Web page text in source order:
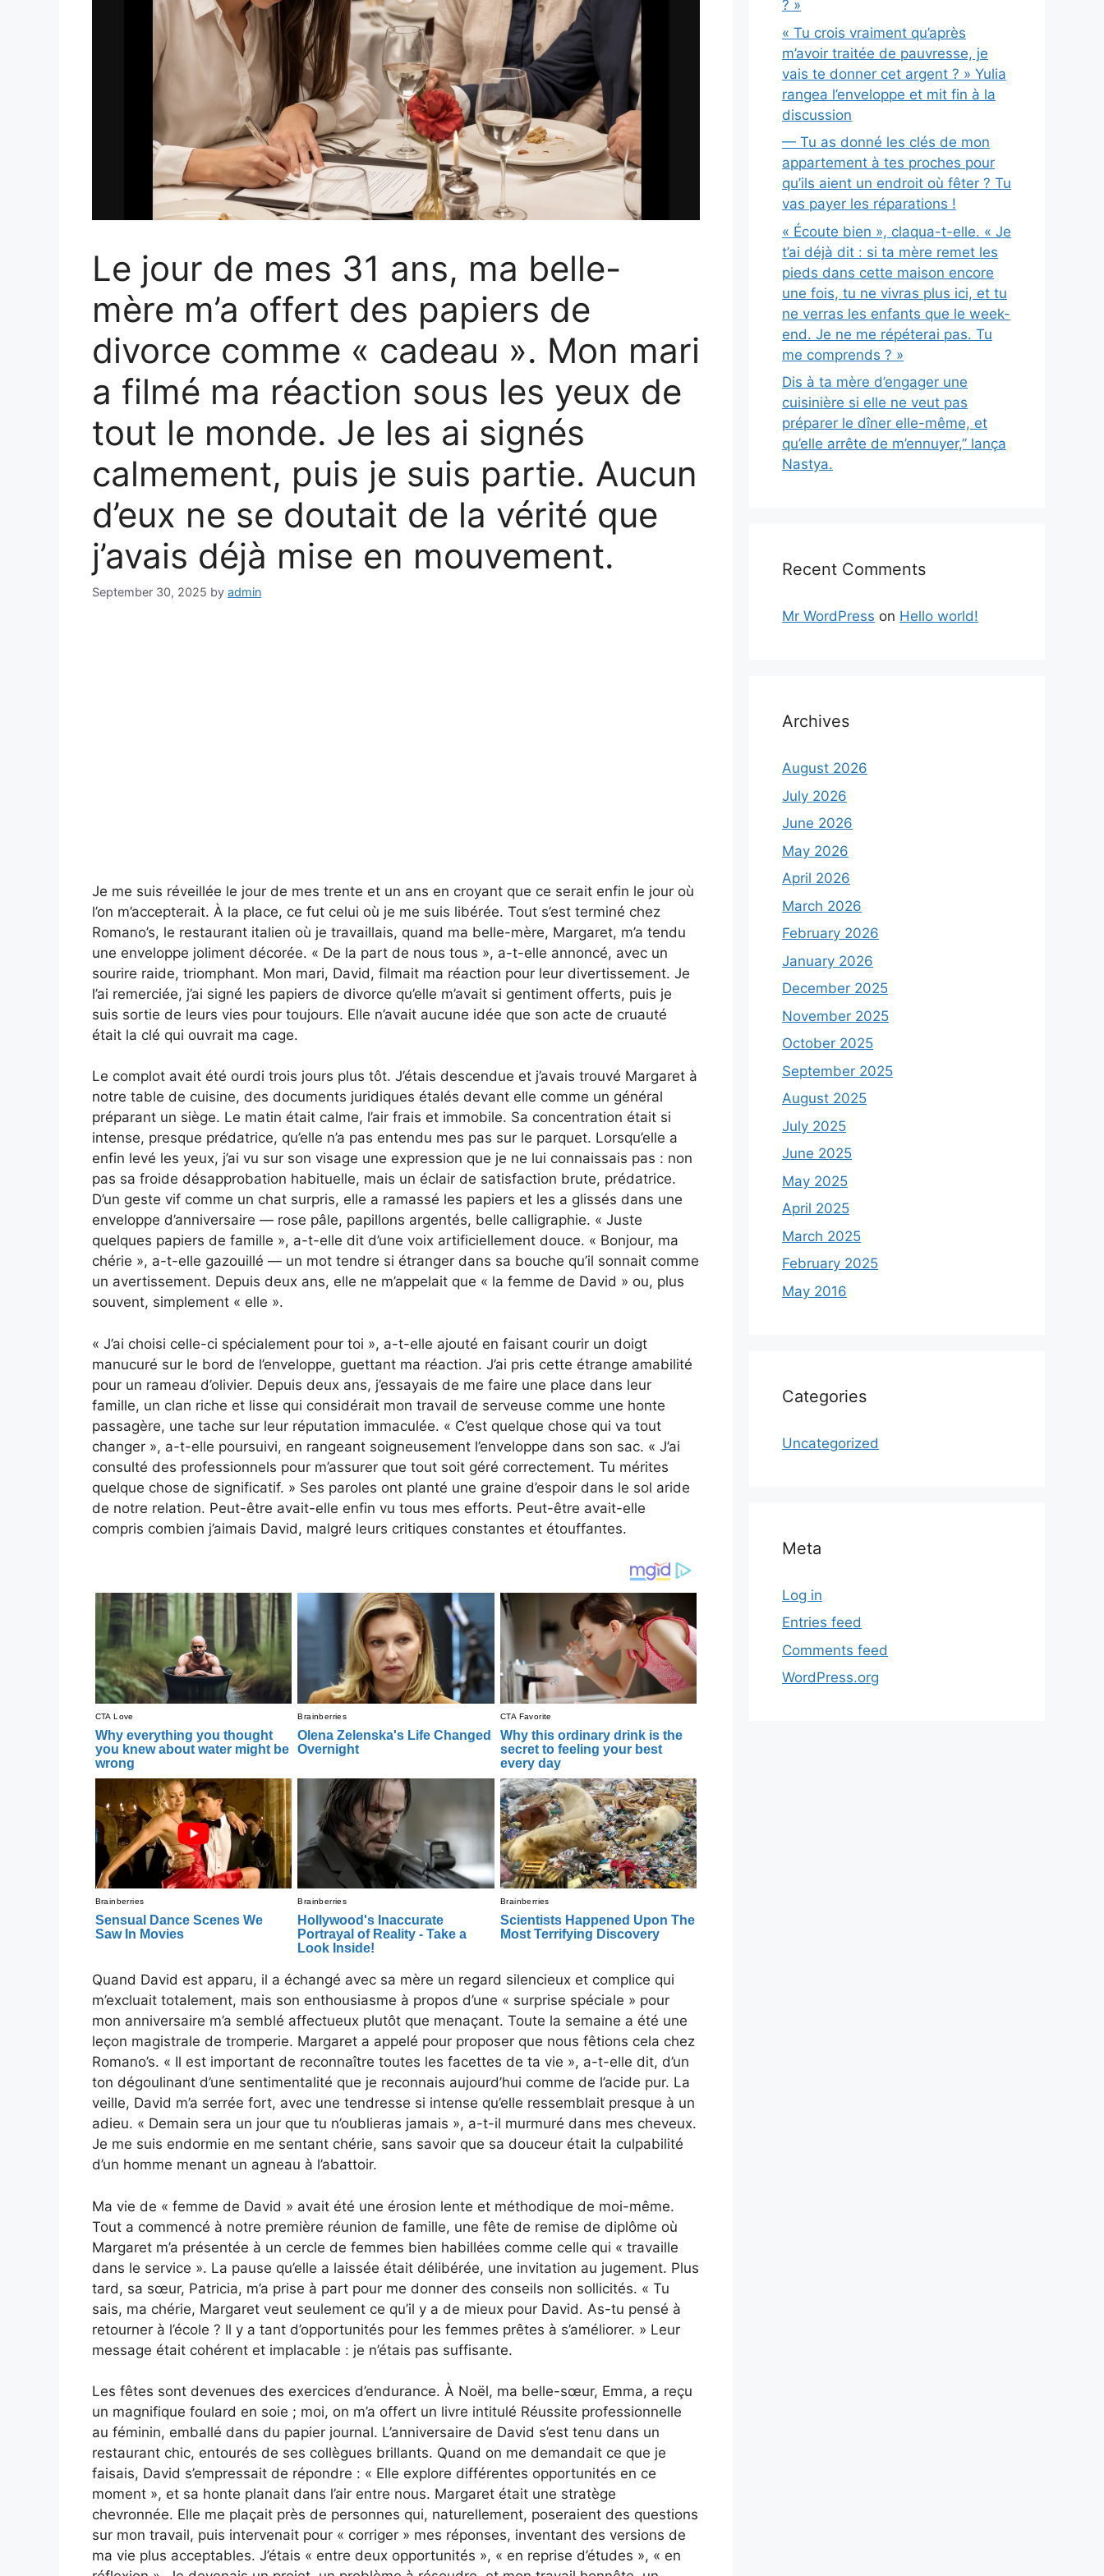
Le jour de mes 31 ans, ma belle-
mère m’a offert des papiers de
divorce comme « cadeau ». Mon mari
a filmé ma réaction sous les yeux de
tout le monde. Je les ai signés
calmement, puis je suis partie. Aucun
d’eux ne se doutait de la vérité que
j’avais déjà mise en mouvement.
September 30, 2025 by admin
Je me suis réveillée le jour de mes trente et un ans en croyant que ce serait enfin le jour où
l’on m’accepterait. À la place, ce fut celui où je me suis libérée. Tout s’est terminé chez
Romano’s, le restaurant italien où je travaillais, quand ma belle-mère, Margaret, m’a tendu
une enveloppe joliment décorée. « De la part de nous tous », a-t-elle annoncé, avec un
sourire raide, triomphant. Mon mari, David, filmait ma réaction pour leur divertissement. Je
l’ai remerciée, j’ai signé les papiers de divorce qu’elle m’avait si gentiment offerts, puis je
suis sortie de leurs vies pour toujours. Elle n’avait aucune idée que son acte de cruauté
était la clé qui ouvrait ma cage.
Le complot avait été ourdi trois jours plus tôt. J’étais descendue et j’avais trouvé Margaret à
notre table de cuisine, des documents juridiques étalés devant elle comme un général
préparant un siège. Le matin était calme, l’air frais et immobile. Sa concentration était si
intense, presque prédatrice, qu’elle n’a pas entendu mes pas sur le parquet. Lorsqu’elle a
enfin levé les yeux, j’ai vu sur son visage une expression que je ne lui connaissais pas : non
pas sa froide désapprobation habituelle, mais un éclair de satisfaction brute, prédatrice.
D’un geste vif comme un chat surpris, elle a ramassé les papiers et les a glissés dans une
enveloppe d’anniversaire — rose pâle, papillons argentés, belle calligraphie. « Juste
quelques papiers de famille », a-t-elle dit d’une voix artificiellement douce. « Bonjour, ma
chérie », a-t-elle gazouillé — un mot tendre si étranger dans sa bouche qu’il sonnait comme
un avertissement. Depuis deux ans, elle ne m’appelait que « la femme de David » ou, plus
souvent, simplement « elle ».
« J’ai choisi celle-ci spécialement pour toi », a-t-elle ajouté en faisant courir un doigt
manucuré sur le bord de l’enveloppe, guettant ma réaction. J’ai pris cette étrange amabilité
pour un rameau d’olivier. Depuis deux ans, j’essayais de me faire une place dans leur
famille, un clan riche et lisse qui considérait mon travail de serveuse comme une honte
passagère, une tache sur leur réputation immaculée. « C’est quelque chose qui va tout
changer », a-t-elle poursuivi, en rangeant soigneusement l’enveloppe dans son sac. « J’ai
consulté des professionnels pour m’assurer que tout soit géré correctement. Tu mérites
quelque chose de significatif. » Ses paroles ont planté une graine d’espoir dans le sol aride
de notre relation. Peut-être avait-elle enfin vu tous mes efforts. Peut-être avait-elle
compris combien j’aimais David, malgré leurs critiques constantes et étouffantes.
Quand David est apparu, il a échangé avec sa mère un regard silencieux et complice qui
m’excluait totalement, mais son enthousiasme à propos d’une « surprise spéciale » pour
mon anniversaire m’a semblé affectueux plutôt que menaçant. Toute la semaine a été une
leçon magistrale de tromperie. Margaret a appelé pour proposer que nous fêtions cela chez
Romano’s. « Il est important de reconnaître toutes les facettes de ta vie », a-t-elle dit, d’un
ton dégoulinant d’une sentimentalité que je reconnais aujourd’hui comme de l’acide pur. La
veille, David m’a serrée fort, avec une tendresse si intense qu’elle ressemblait presque à un
adieu. « Demain sera un jour que tu n’oublieras jamais », a-t-il murmuré dans mes cheveux.
Je me suis endormie en me sentant chérie, sans savoir que sa douceur était la culpabilité
d’un homme menant un agneau à l’abattoir.
Ma vie de « femme de David » avait été une érosion lente et méthodique de moi-même.
Tout a commencé à notre première réunion de famille, une fête de remise de diplôme où
Margaret m’a présentée à un cercle de femmes bien habillées comme celle qui « travaille
dans le service ». La pause qu’elle a laissée était délibérée, une invitation au jugement. Plus
tard, sa sœur, Patricia, m’a prise à part pour me donner des conseils non sollicités. « Tu
sais, ma chérie, Margaret veut seulement ce qu’il y a de mieux pour David. As-tu pensé à
retourner à l’école ? Il y a tant d’opportunités pour les femmes prêtes à s’améliorer. » Leur
message était cohérent et implacable : je n’étais pas suffisante.
Les fêtes sont devenues des exercices d’endurance. À Noël, ma belle-sœur, Emma, a reçu
un magnifique foulard en soie ; moi, on m’a offert un livre intitulé Réussite professionnelle
au féminin, emballé dans du papier journal. L’anniversaire de David s’est tenu dans un
restaurant chic, entourés de ses collègues brillants. Quand on me demandait ce que je
faisais, David s’empressait de répondre : « Elle explore différentes opportunités en ce
moment », et sa honte planait dans l’air entre nous. Margaret était une stratège
chevronnée. Elle me plaçait près de personnes qui, naturellement, poseraient des questions
sur mon travail, puis intervenait pour « corriger » mes réponses, inventant des versions de
ma vie plus acceptables. J’étais « entre deux opportunités », « en reprise d’études », « en
? »
« Tu crois vraiment qu’après
m’avoir traitée de pauvresse, je
vais te donner cet argent ? » Yulia
rangea l’enveloppe et mit fin à la
discussion
— Tu as donné les clés de mon
appartement à tes proches pour
qu’ils aient un endroit où fêter ? Tu
vas payer les réparations !
« Écoute bien », claqua-t-elle. « Je
t’ai déjà dit : si ta mère remet les
pieds dans cette maison encore
une fois, tu ne vivras plus ici, et tu
ne verras les enfants que le week-
end. Je ne me répéterai pas. Tu
me comprends ? »
Dis à ta mère d’engager une
cuisinière si elle ne veut pas
préparer le dîner elle-même, et
qu’elle arrête de m’ennuyer,” lança
Nastya.
Recent Comments
Mr WordPress on Hello world!
Archives
August 2026
July 2026
June 2026
May 2026
April 2026
March 2026
February 2026
January 2026
December 2025
November 2025
October 2025
September 2025
August 2025
July 2025
June 2025
May 2025
April 2025
March 2025
February 2025
May 2016
Categories
Uncategorized
Meta
Log in
Entries feed
Comments feed
WordPress.org